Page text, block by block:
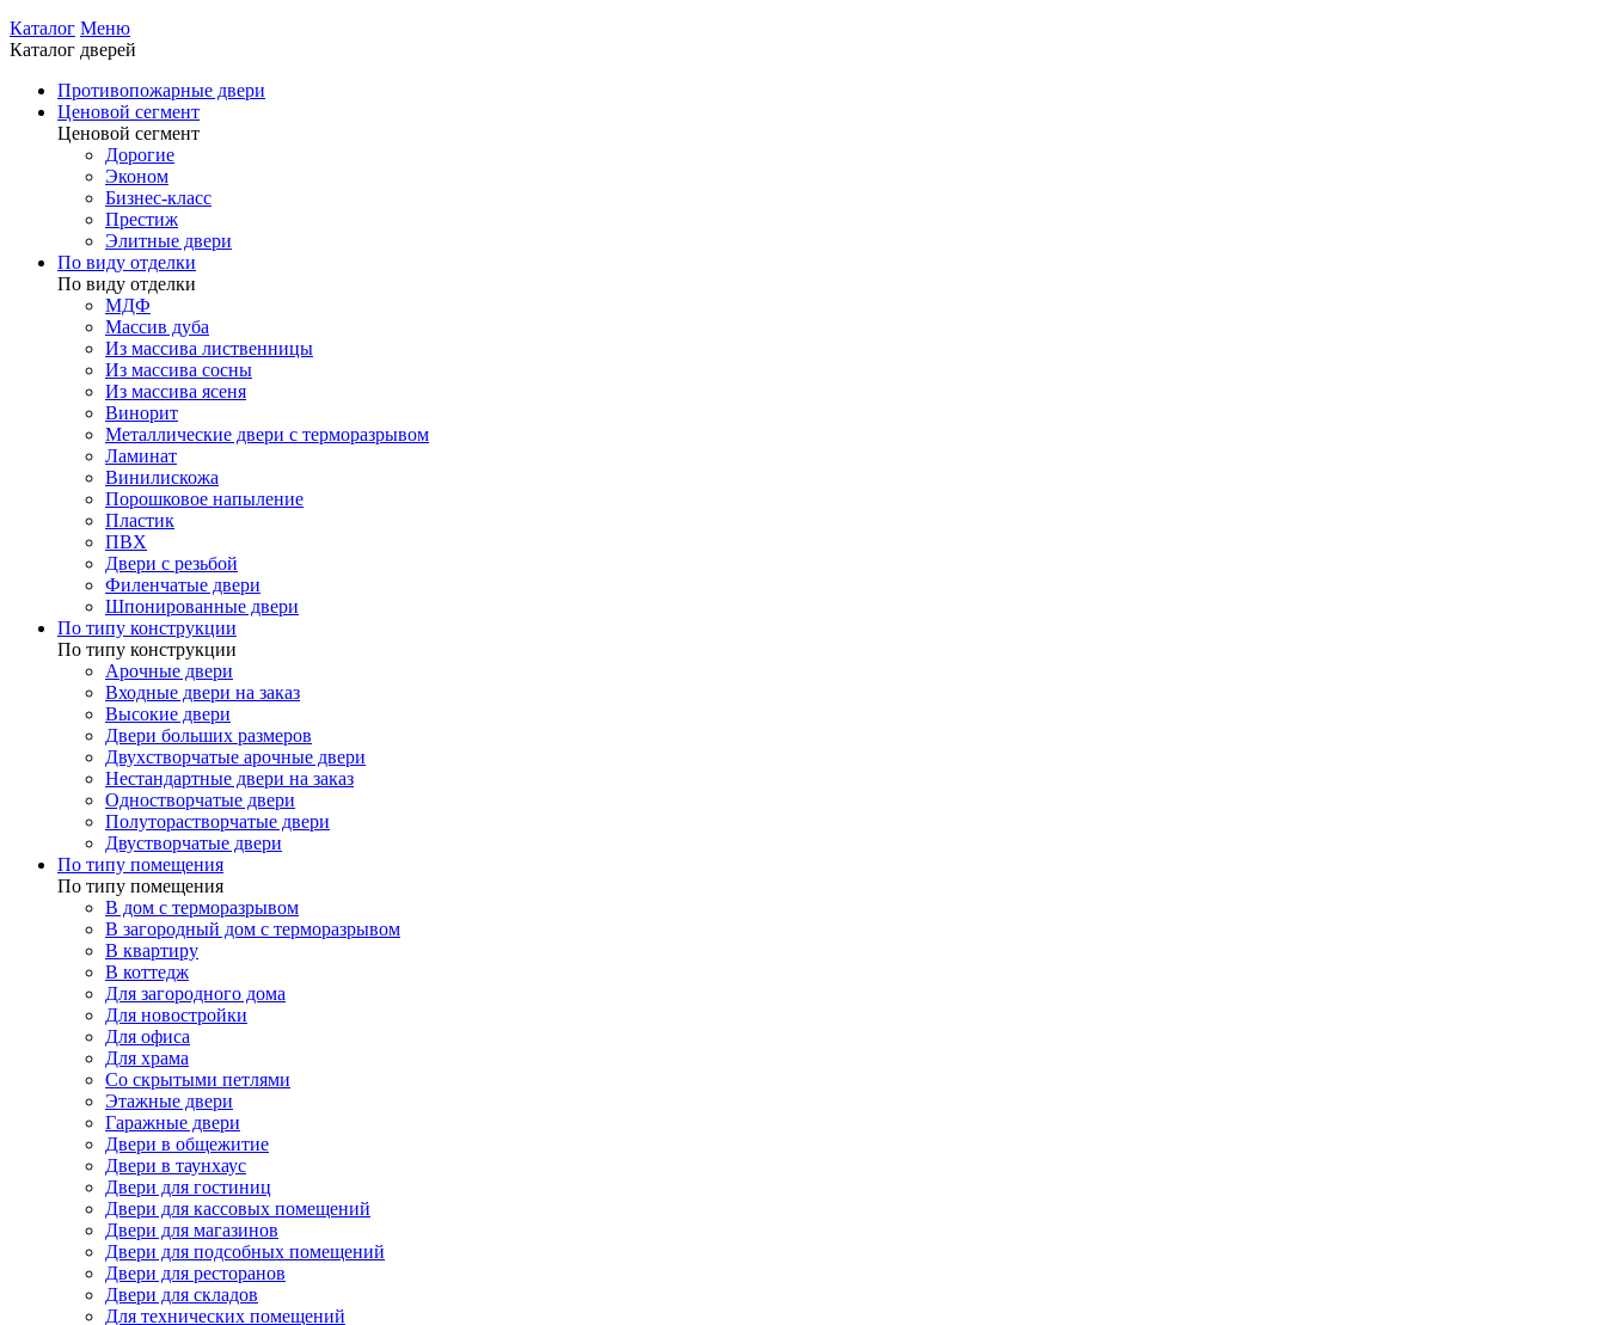
Каталог Меню
Каталог дверей
Противопожарные двери
Ценовой сегмент
Ценовой сегмент
Дорогие
Эконом
Бизнес-класс
Престиж
Элитные двери
По виду отделки
По виду отделки
МДФ
Массив дуба
Из массива лиственницы
Из массива сосны
Из массива ясеня
Винорит
Металлические двери с терморазрывом
Ламинат
Винилискожа
Порошковое напыление
Пластик
ПВХ
Двери с резьбой
Филенчатые двери
Шпонированные двери
По типу конструкции
По типу конструкции
Арочные двери
Входные двери на заказ
Высокие двери
Двери больших размеров
Двухстворчатые арочные двери
Нестандартные двери на заказ
Одностворчатые двери
Полуторастворчатые двери
Двустворчатые двери
По типу помещения
По типу помещения
В дом с терморазрывом
В загородный дом с терморазрывом
В квартиру
В коттедж
Для загородного дома
Для новостройки
Для офиса
Для храма
Со скрытыми петлями
Этажные двери
Гаражные двери
Двери в общежитие
Двери в таунхаус
Двери для гостиниц
Двери для кассовых помещений
Двери для магазинов
Двери для подсобных помещений
Двери для ресторанов
Двери для складов
Для технических помещений